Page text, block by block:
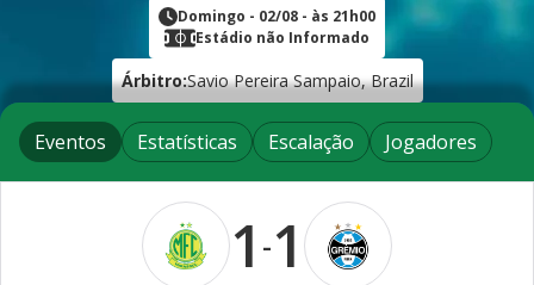
Domingo - 02/08 - às 21h00
Estádio não Informado
Árbitro:Savio Pereira Sampaio, Brazil
Eventos Estatísticas Escalação Jogadores
1 -1